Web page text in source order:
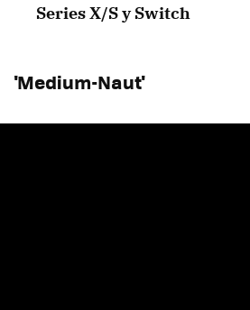
Series X/S y Switch
'Medium-Naut'